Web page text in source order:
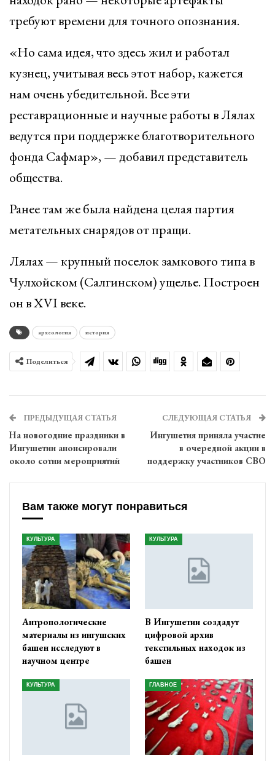
требуют времени для точного опознания.
«Но сама идея, что здесь жил и работал
кузнец, учитывая весь этот набор, кажется
нам очень убедительной. Все эти
реставрационные и научные работы в Лялах
ведутся при поддержке благотворительного
фонда Сафмар», — добавил представитель
общества.
Ранее там же была найдена целая партия
метательных снарядов от пращи.
Лялах — крупный поселок замкового типа в
Чулхойском (Салгинском) ущелье. Построен
он в XVI веке.
археология история
Поделиться
ПРЕДЫДУЩАЯ СТАТЬЯ
На новогодние праздники в
Ингушетии анонсировали
около сотни мероприятий
СЛЕДУЮЩАЯ СТАТЬЯ
Ингушетия приняла участие
в очередной акции в
поддержку участников СВО
Вам также могут понравиться
КУЛЬТУРА
Антропологические
материалы из ингушских
башен исследуют в
научном центре
КУЛЬТУРА
В Ингушетии создадут
цифровой архив
текстильных находок из
башен
КУЛЬТУРА ГЛАВНОЕ